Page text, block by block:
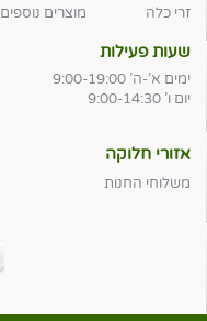
זרי כלה
מוצרים נוספים
שעות פעילות
ימים א'-ה' 9:00-19:00
יום ו' 9:00-14:30
אזורי חלוקה
משלוחי החנות